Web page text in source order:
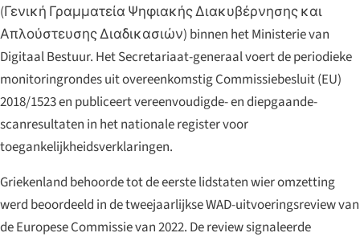
(Γενική Γραμματεία Ψηφιακής Διακυβέρνησης και
Απλούστευσης Διαδικασιών) binnen het Ministerie van
Digitaal Bestuur. Het Secretariaat-generaal voert de periodieke
monitoringrondes uit overeenkomstig Commissiebesluit (EU)
2018/1523 en publiceert vereenvoudigde- en diepgaande-
scanresultaten in het nationale register voor
toegankelijkheidsverklaringen.
Griekenland behoorde tot de eerste lidstaten wier omzetting
werd beoordeeld in de tweejaarlijkse WAD-uitvoeringsreview van
de Europese Commissie van 2022. De review signaleerde